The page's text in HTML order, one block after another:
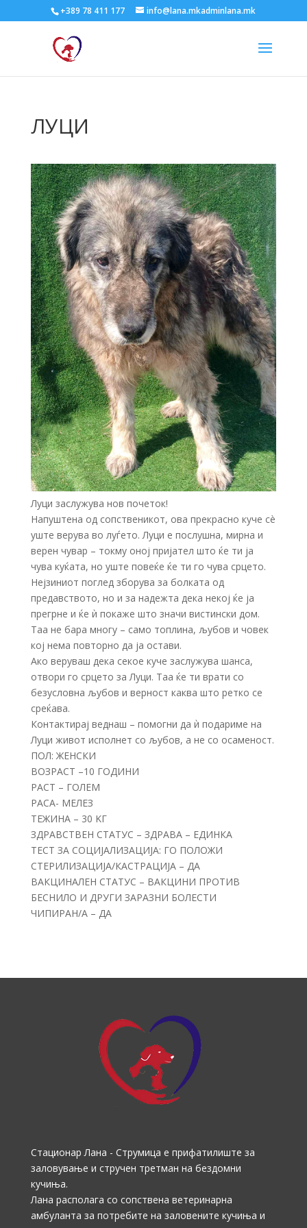
+389 78 411 177 info@lana.mkadminlana.mk
ЛУЦИ
Луци заслужува нов почеток!
Напуштена од сопственикот, ова прекрасно куче сè
уште верува во луѓето. Луци е послушна, мирна и
верен чувар – токму оној пријател што ќе ти ја
чува куќата, но уште повеќе ќе ти го чува срцето.
Нејзиниот поглед зборува за болката од
предавството, но и за надежта дека некој ќе ја
прегрне и ќе ѝ покаже што значи вистински дом.
Таа не бара многу – само топлина, љубов и човек
кој нема повторно да ја остави.
Ако веруваш дека секое куче заслужува шанса,
отвори го срцето за Луци. Таа ќе ти врати со
безусловна љубов и верност каква што ретко се
среќава.
Контактирај веднаш – помогни да ѝ подариме на
Луци живот исполнет со љубов, а не со осаменост.
ПОЛ: ЖЕНСКИ
ВОЗРАСТ –10 ГОДИНИ
РАСТ – ГОЛЕМ
РАСА- МЕЛЕЗ
ТЕЖИНА – 30 KГ
ЗДРАВСТВЕН СТАТУС – ЗДРАВА – ЕДИНКА
ТЕСТ ЗА СОЦИЈАЛИЗАЦИЈА: ГО ПОЛОЖИ
СТЕРИЛИЗАЦИЈА/КАСТРАЦИЈА – ДА
ВАКЦИНАЛЕН СТАТУС – ВАКЦИНИ ПРОТИВ
БЕСНИЛО И ДРУГИ ЗАРАЗНИ БОЛЕСТИ
ЧИПИРАН/А – ДА
Стационар Лана - Струмица е прифатилиште за
заловување и стручен третман на бездомни
кучиња.
Лана располага со сопствена ветеринарна
амбуланта за потребите на заловените кучиња и